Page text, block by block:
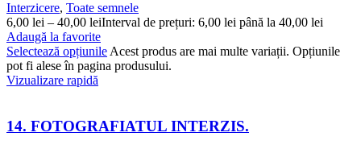
Interzicere, Toate semnele
6,00 lei – 40,00 leiInterval de prețuri: 6,00 lei până la 40,00 lei
Adaugă la favorite
Selectează opțiunileAcest produs are mai multe variații. Opțiunile
pot fi alese în pagina produsului.
Vizualizare rapidă
14. FOTOGRAFIATUL INTERZIS.